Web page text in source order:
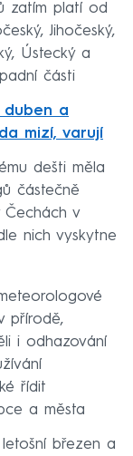
zatím platí od
Jihočeský,
Ústecký a
části
duben a
mizí, varují
dešti měla
částečně
Čechách v
nich vyskytne
přírodě,
i odhazování
řídit
a města
březen a